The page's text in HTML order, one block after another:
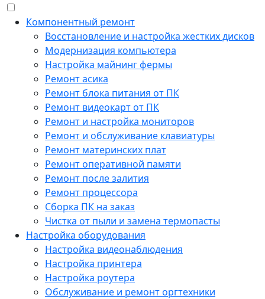
Компонентный ремонт
Восстановление и настройка жестких дисков
Модернизация компьютера
Настройка майнинг фермы
Ремонт асика
Ремонт блока питания от ПК
Ремонт видеокарт от ПК
Ремонт и настройка мониторов
Ремонт и обслуживание клавиатуры
Ремонт материнских плат
Ремонт оперативной памяти
Ремонт после залития
Ремонт процессора
Сборка ПК на заказ
Чистка от пыли и замена термопасты
Настройка оборудования
Настройка видеонаблюдения
Настройка принтера
Настройка роутера
Обслуживание и ремонт оргтехники